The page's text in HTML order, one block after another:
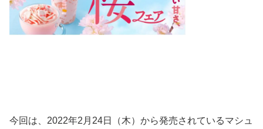
今回は、2022年2月24日（木）から発売されているマシュ